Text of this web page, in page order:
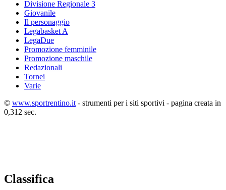
Divisione Regionale 3
Giovanile
Il personaggio
Legabasket A
LegaDue
Promozione femminile
Promozione maschile
Redazionali
Tornei
Varie
© www.sportrentino.it - strumenti per i siti sportivi - pagina creata in
0,312 sec.
Classifica